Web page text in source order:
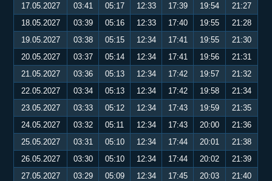
17.05.2027
03:41 05:17 12:33 17:39 19:54
21:27
18.05.2027
03:39 05:16 12:33 17:40 19:55
21:28
19.05.2027
03:38 05:15 12:34 17:41 19:55
21:30
20.05.2027
03:37 05:14 12:34 17:41 19:56
21:31
21.05.2027
03:36 05:13 12:34 17:42 19:57
21:32
22.05.2027
03:34 05:13 12:34 17:42 19:58
21:34
23.05.2027
03:33 05:12 12:34 17:43 19:59
21:35
24.05.2027
03:32 05:11 12:34 17:43 20:00
21:36
25.05.2027
03:31 05:10 12:34 17:44 20:01
21:38
26.05.2027
03:30 05:10 12:34 17:44 20:02
21:39
27.05.2027
03:29 05:09 12:34 17:45 20:03
21:40